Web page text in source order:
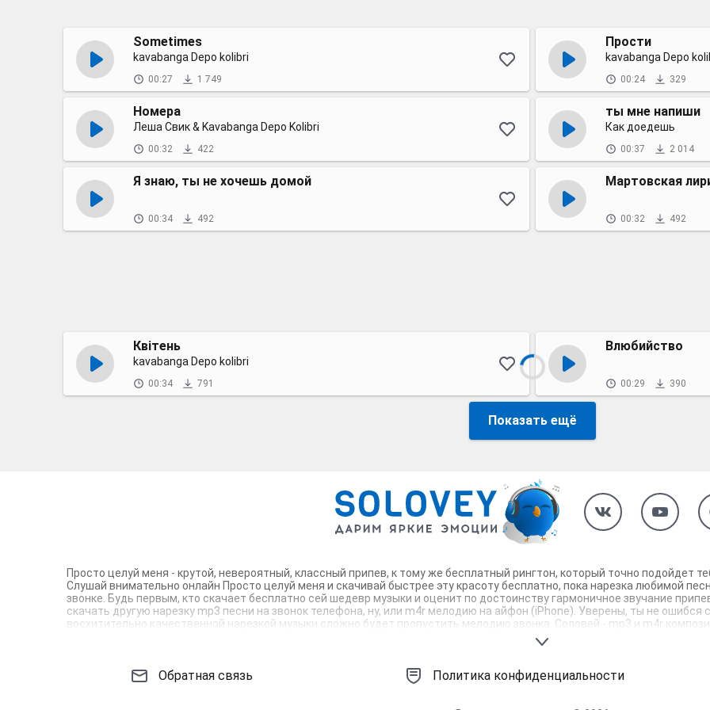
Sometimes
kavabanga Depo kolibri
00:27 1 749
Прости
kavabanga Depo
00:24 329
Номера
Леша Свик & Kavabanga Depo Kolibri
00:32 422
ты мне напиши
Как доедешь
00:37 2 014
Я знаю, ты не хочешь домой
00:34 492
Мартовская
00:32 492
Квітень
kavabanga Depo kolibri
00:34 791
Влюбийство
00:29 390
Показать ещё
Просто целуй меня - крутой, невероятный, классный припев, к тому же бесплатный рингтон, который точно подойдет
Слушай внимательно онлайн Просто целуй меня и скачивай быстрее эту красоту бесплатно, пока нарезка любимой
звонке. Будь первым, кто скачает бесплатно сей шедевр музыки и оценит по достоинству гармоничное звучание
скачать другую нарезку mp3 песни на звонок телефона, ну, или m4r мелодию на айфон (iPhone). Уверены, ты не
восхитительно качественной нарезкой музыки сложно будет пропустить мелодию звонка. Соловей - mp3 и m4r
Обратная связь Политика конфиденциальности